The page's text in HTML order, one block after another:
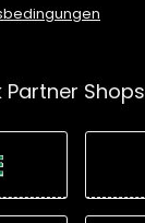
Shops